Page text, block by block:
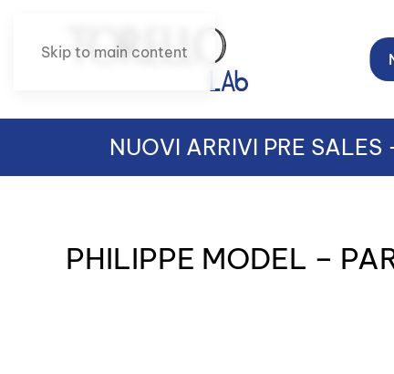
Skip to main content
NUOVI ARRIVI PRE
PHILIPPE MODEL –